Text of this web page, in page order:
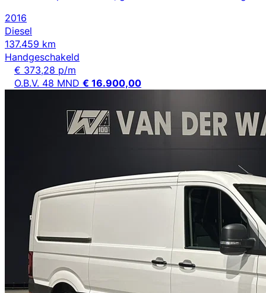
2016
Diesel
137.459 km
Handgeschakeld
€ 373,28 p/m
O.B.V. 48 MND € 16.900,00